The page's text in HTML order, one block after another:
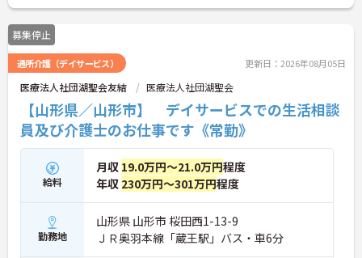
募集停止
通所介護（デイサービス） 更新日：2026年08月05日
医療法人社団湖聖会友結 医療法人社団湖聖会
【山形県／山形市】 デイサービスでの生活相談
員及び介護士のお仕事です《常勤》
給料
月収 19.0万円～21.0万円程度
年収 230万円～301万円程度
勤務地
山形県 山形市 桜田西1-13-9
ＪＲ奥羽本線「蔵王駅」バス・車6分